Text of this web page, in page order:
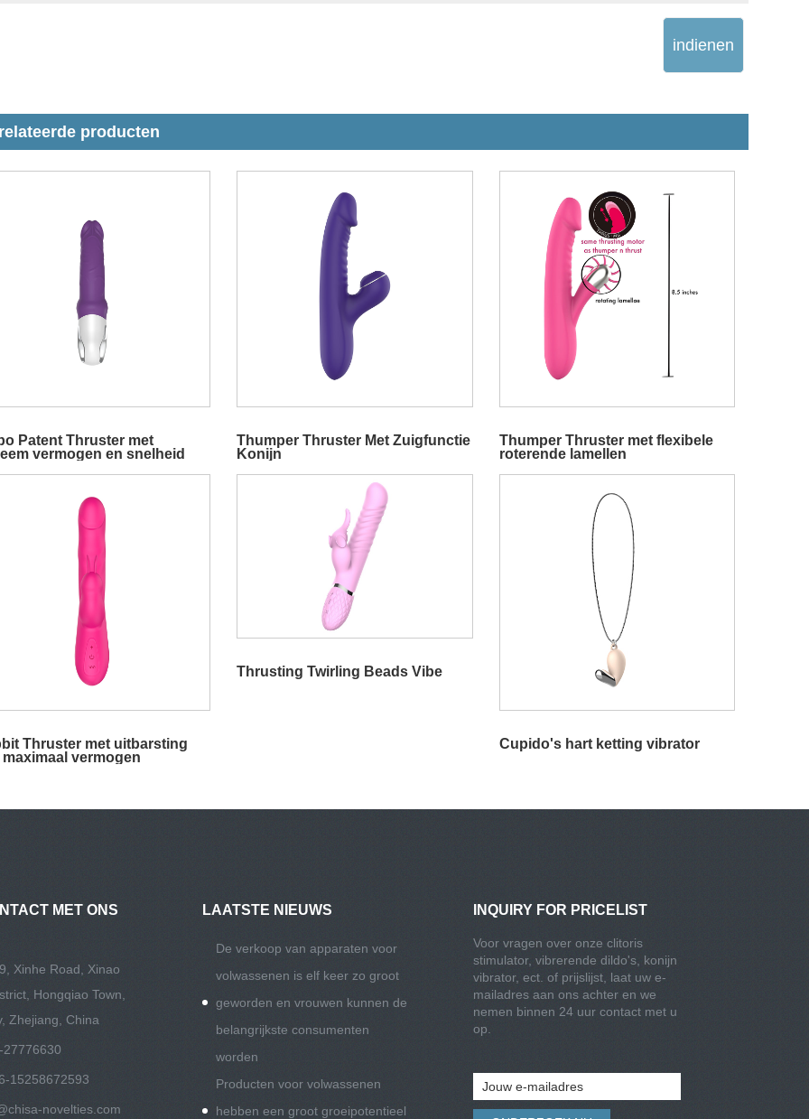
indienen
producten
Patent Thruster met
vermogen en snelheid
Thumper Thruster Met Zuigfunctie
Konijn
Thumper Thruster met flexibele
roterende lamellen
Thruster met uitbarsting
vermogen
Thrusting Twirling Beads Vibe
Cupido's hart ketting vibrator
MET ONS
Xinhe Road, Xinao
Hongqiao Town,
Zhejiang, China
15258672593
novelties.com
LAATSTE NIEUWS
De verkoop van apparaten voor
volwassenen is elf keer zo groot
geworden en vrouwen kunnen de
belangrijkste consumenten
worden
Producten voor volwassenen
hebben een groot groeipotentieel
INQUIRY FOR PRICELIST
Voor vragen over onze clitoris
stimulator, vibrerende dildo's, konijn
vibrator, ect. of prijslijst, laat uw e-
mailadres aan ons achter en we
nemen binnen 24 uur contact met u
op.